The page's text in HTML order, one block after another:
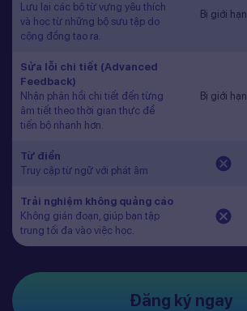
Lưu lại các bộ từ vựng yêu thích
và học từ những bộ sưu tập do
cộng đồng tạo ra.
Bị giới hạn
Sửa lỗi chi tiết (Advanced
Feedback)
Nhận phản hồi chi tiết đến từng
âm tiết theo thời gian thực để
tiến bộ nhanh hơn.
Bị giới hạn
Từ điển
Truy cập từ ngữ với phát âm
Trải nghiệm không quảng cáo
Không gián đoạn, giúp bạn tập
trung tối đa vào việc học.
Đăng ký ngay